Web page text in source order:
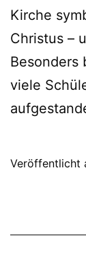
Kirche
Christus –
Besonders
viele
Veröffentlicht